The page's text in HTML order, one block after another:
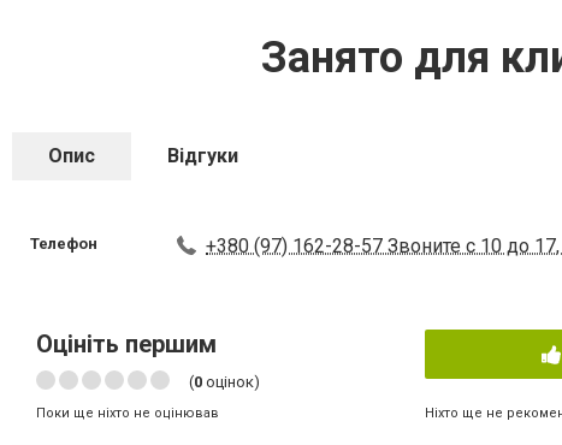
Занято для
Опис Відгуки
Телефон +380 (97) 162-28-57 Звоните с 10 до
Оцініть першим
(0 оцінок)
Поки ще ніхто не оцінював Ніхто ще не